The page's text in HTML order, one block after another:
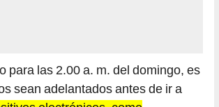
para las 2.00 a. m. del domingo, es
sean adelantados antes de ir a